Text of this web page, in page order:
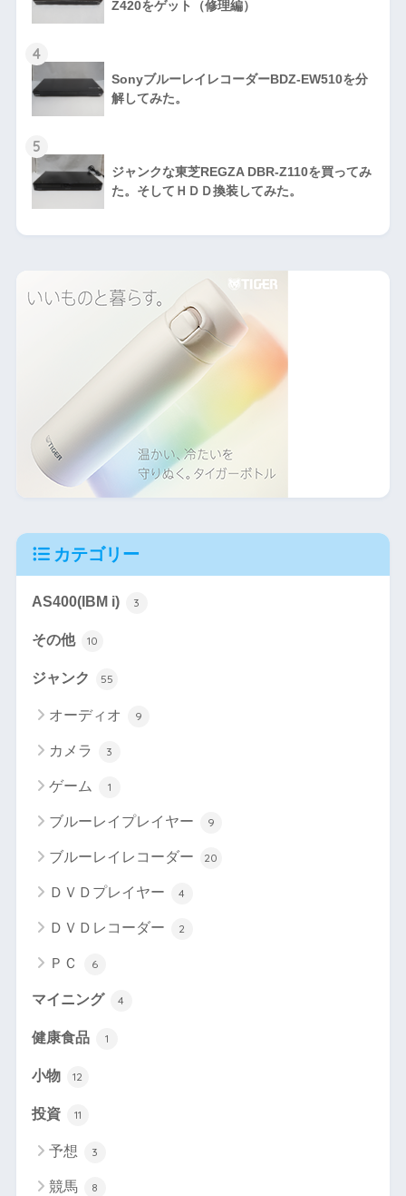
Z420をゲット（修理編）
4
SonyブルーレイレコーダーBDZ-EW510を分
解してみた。
5
ジャンクな東芝REGZA DBR-Z110を買ってみ
た。そしてＨＤＤ換装してみた。
カテゴリー
AS400(IBM i) 3
その他 10
ジャンク 55
オーディオ 9
カメラ 3
ゲーム 1
ブルーレイプレイヤー 9
ブルーレイレコーダー 20
ＤＶＤプレイヤー 4
ＤＶＤレコーダー 2
ＰＣ 6
マイニング 4
健康食品 1
小物 12
投資 11
予想 3
競馬 8